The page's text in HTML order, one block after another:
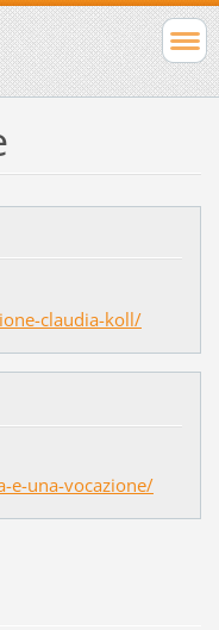
claudia-koll/
e-una-vocazione/